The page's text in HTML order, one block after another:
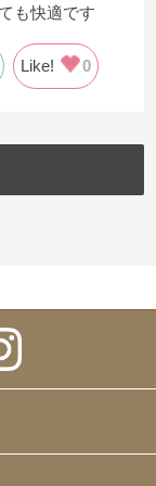
も快適です
Like! 0